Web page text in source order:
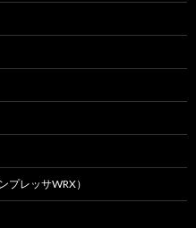
プレッサWRX）